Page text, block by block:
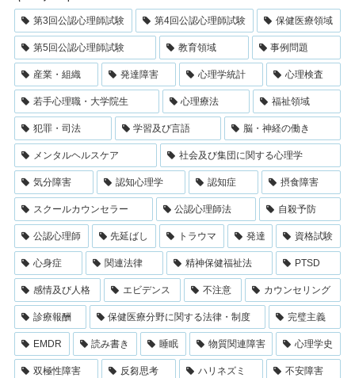
第3回公認心理師試験 第4回公認心理師試験 保健医療領域
第5回公認心理師試験 教育領域 事例問題
産業・組織 発達障害 心理学統計 心理検査
若手心理職・大学院生 心理療法 福祉領域
犯罪・司法 学習及び言語 脳・神経の働き
メンタルヘルスケア 社会及び集団に関する心理学
気分障害 認知心理学 認知症 摂食障害
スクールカウンセラー 公認心理師法 自殺予防
公認心理師 先延ばし トラウマ 発達 資格試験
心身症 関連法律 精神保健福祉法 PTSD
感情及び人格 エビデンス 不注意 カウンセリング
診療報酬 保健医療分野に関する法律・制度 完璧主義
EMDR 読み書き 睡眠 物質関連障害 心理学史
双極性障害 反芻思考 ハリネズミ 不安障害